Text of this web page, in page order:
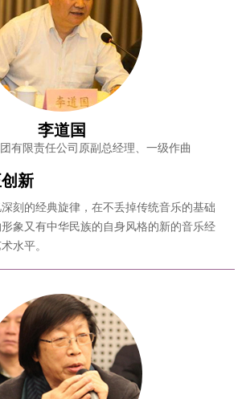
李道国
有限责任公司原副总经理、一级作曲
新
刻的经典旋律，在不丢掉传统音乐的基础
形象又有中华民族的自身风格的新的音乐经
水平。